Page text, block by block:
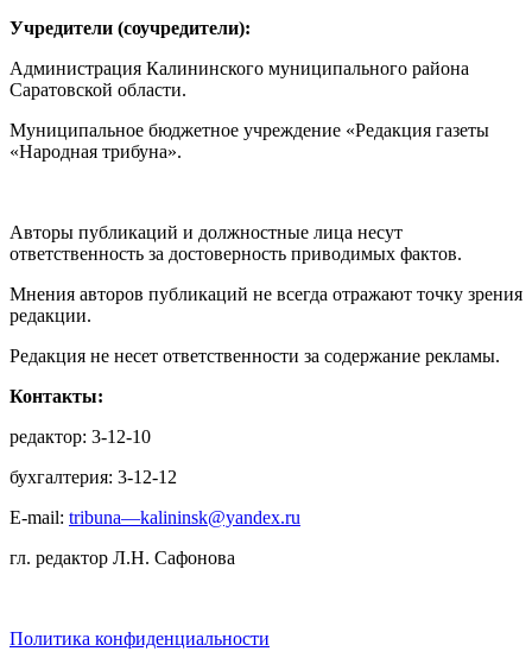
Учредители (соучредители):
Администрация Калининского муниципального района
Саратовской области.
Муниципальное бюджетное учреждение «Редакция газеты
«Народная трибуна».
Авторы публикаций и должностные лица несут
ответственность за достоверность приводимых фактов.
Мнения авторов публикаций не всегда отражают точку зрения
редакции.
Редакция не несет ответственности за содержание рекламы.
Контакты:
редактор: 3-12-10
бухгалтерия: 3-12-12
E-mail: tribuna—kalininsk@yandex.ru
гл. редактор Л.Н. Сафонова
Политика конфиденциальности